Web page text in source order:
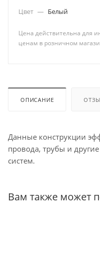
Цвет — Белый
Цена действительна для
ценам в розничном
ОПИСАНИЕ
Данные конструкции
провода, трубы и
систем.
Вам также может